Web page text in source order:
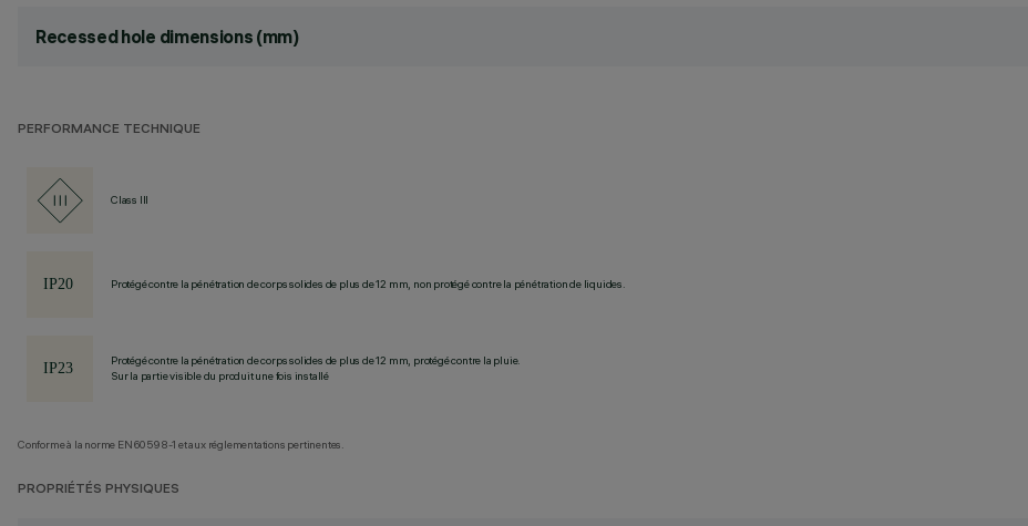
Recessed hole dimensions (mm)
PERFORMANCE TECHNIQUE
Class III
Protégé contre la pénétration de corps solides de plus de 12 mm, non protégé contre la pénétration de liquides.
Protégé contre la pénétration de corps solides de plus de 12 mm, protégé contre la pluie.
Sur la partie visible du produit une fois installé
Conforme à la norme EN60598-1 et aux réglementations pertinentes.
PROPRIÉTÉS PHYSIQUES